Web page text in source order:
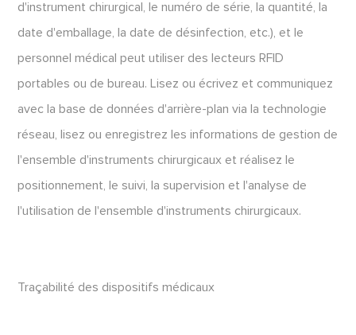
d'instrument chirurgical, le numéro de série, la quantité, la
date d'emballage, la date de désinfection, etc.), et le
personnel médical peut utiliser des lecteurs RFID
portables ou de bureau. Lisez ou écrivez et communiquez
avec la base de données d'arrière-plan via la technologie
réseau, lisez ou enregistrez les informations de gestion de
l'ensemble d'instruments chirurgicaux et réalisez le
positionnement, le suivi, la supervision et l'analyse de
l'utilisation de l'ensemble d'instruments chirurgicaux.
Traçabilité des dispositifs médicaux